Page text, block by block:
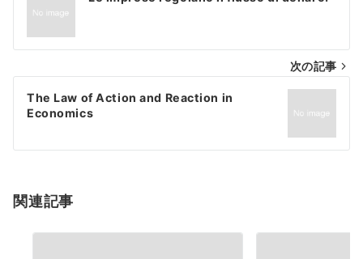
ナ
ビ
ゲ
シ
ン
次の記事
The Law of Action and Reaction in
Economics
関連記事